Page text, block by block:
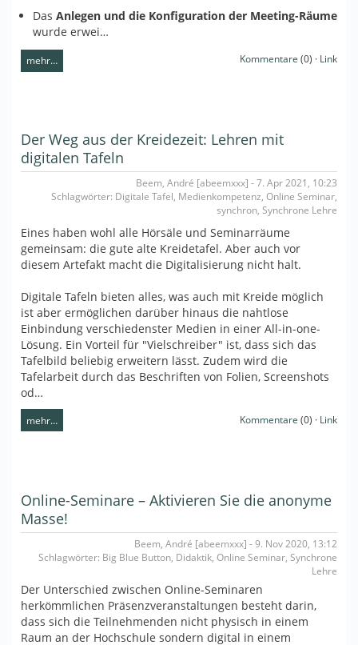
Das Anlegen und die Konfiguration der Meeting-Räume
wurde erwei…
mehr… Kommentare (0) · Link
Der Weg aus der Kreidezeit: Lehren mit
digitalen Tafeln
Beem, André [abeemxxx] - 7. Apr 2021, 10:23
Schlagwörter: Digitale Tafel, Medienkompetenz, Online Seminar,
synchron, Synchrone Lehre
Eines haben wohl alle Hörsäle und Seminarräume
gemeinsam: die gute alte Kreidetafel. Aber auch vor
diesem Artefakt macht die Digitalisierung nicht halt.
Digitale Tafeln bieten alles, was auch mit Kreide möglich
ist aber ermöglichen darüber hinaus die nahtlose
Einbindung verschiedenster Medien in einer All-in-one-
Lösung. Ein Vorteil für "Vielschreiber" ist, dass sich das
Tafelbild beliebig erweitern lässt. Zudem wird die
Tafelarbeit durch das Beschriften von Folien, Screenshots
od…
mehr… Kommentare (0) · Link
Online-Seminare – Aktivieren Sie die anonyme
Masse!
Beem, André [abeemxxx] - 9. Nov 2020, 13:12
Schlagwörter: Big Blue Button, Didaktik, Online Seminar, Synchrone
Lehre
Der Unterschied zwischen Online-Seminaren
herkömmlichen Präsenzveranstaltungen besteht darin,
dass sich die Teilnehmenden nicht physisch in einem
Raum an der Hochschule sondern digital in einem